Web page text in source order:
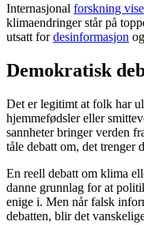
Internasjonal forskning
klimaendringer står på
utsatt fordesinformasjon
Demokratisk
Det er legitimt at folk har
hjemmefødsler eller
sannheter bringer verden
tåle debatt om, det trenger
En reell debatt om klima
danne grunnlag for at
enige i. Men når falsk
debatten, blir det